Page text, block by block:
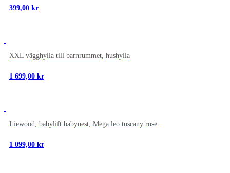
399,00 kr
XXL vägghylla till barnrummet, hushylla
1 699,00 kr
Liewood, babylift babynest, Mega leo tuscany rose
1 099,00 kr